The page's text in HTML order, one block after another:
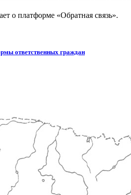
о платформе «Обратная связь».
ответственных граждан